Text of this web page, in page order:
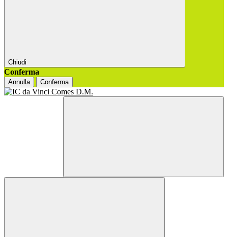
Chiudi
Conferma
Annulla Conferma